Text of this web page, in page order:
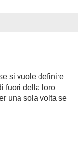
si vuole definire
fuori della loro
una sola volta se